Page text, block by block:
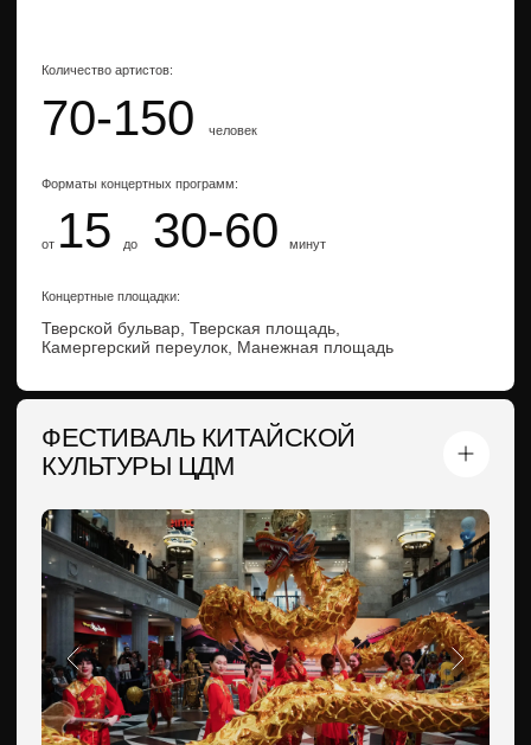
Провели фестиваль в Центральном Детском Мире
совместно с Музеями Московского Кремля —
организовали рекламу выставки «Сокровища
обмена между Россией и Китаем.
каллиграфия, чайные церемонии. Номера, барабаны,
танцы, драконы львы, ушу и музыканты, конкурсы
и мастер-классы, где все посетители могли прикоснуться
человек
200
час Welcome часовая программа
1 4
МАГАЗИНОВ ПО РОССИИ